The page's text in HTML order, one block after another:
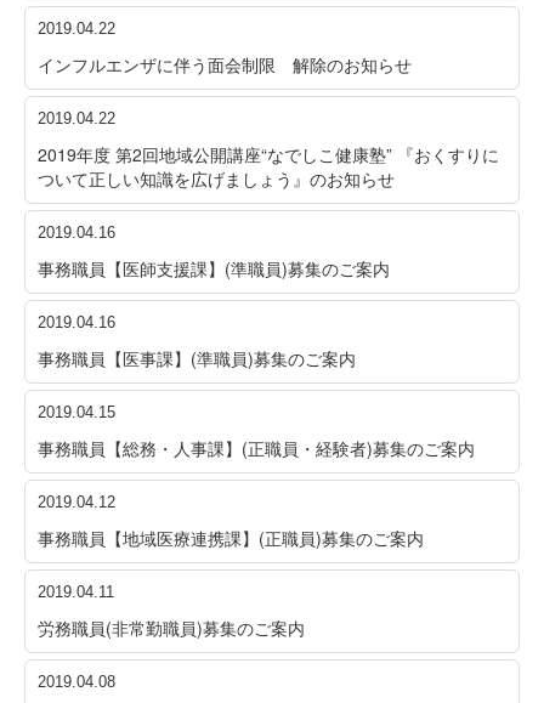
2019.04.22
インフルエンザに伴う面会制限 解除のお知らせ
2019.04.22
2019年度 第2回地域公開講座“なでしこ健康塾” 『おくすりに
ついて正しい知識を広げましょう』のお知らせ
2019.04.16
事務職員【医師支援課】(準職員)募集のご案内
2019.04.16
事務職員【医事課】(準職員)募集のご案内
2019.04.15
事務職員【総務・人事課】(正職員・経験者)募集のご案内
2019.04.12
事務職員【地域医療連携課】(正職員)募集のご案内
2019.04.11
労務職員(非常勤職員)募集のご案内
2019.04.08